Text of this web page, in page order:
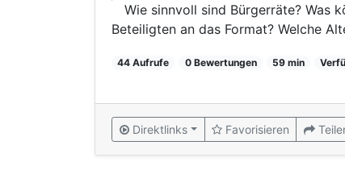
Wie sinnvoll sind Bürgerräte? Was
Beteiligten an das Format? Welche
44 Aufrufe 0 Bewertungen 59 min
Direktlinks Favorisieren